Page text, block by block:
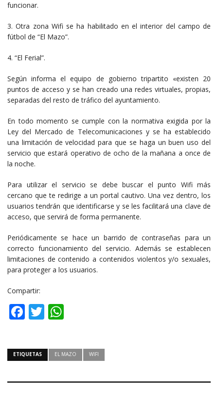
funcionar.
3. Otra zona Wifi se ha habilitado en el interior del campo de
fútbol de “El Mazo”.
4. “El Ferial”.
Según informa el equipo de gobierno tripartito «existen 20
puntos de acceso y se han creado una redes virtuales, propias,
separadas del resto de tráfico del ayuntamiento.
En todo momento se cumple con la normativa exigida por la
Ley del Mercado de Telecomunicaciones y se ha establecido
una limitación de velocidad para que se haga un buen uso del
servicio que estará operativo de ocho de la mañana a once de
la noche.
Para utilizar el servicio se debe buscar el punto Wifi más
cercano que te redirige a un portal cautivo. Una vez dentro, los
usuarios tendrán que identificarse y se les facilitará una clave de
acceso, que servirá de forma permanente.
Periódicamente se hace un barrido de contraseñas para un
correcto funcionamiento del servicio. Además se establecen
limitaciones de contenido a contenidos violentos y/o sexuales,
para proteger a los usuarios.
Compartir:
Facebook
Twitter
ETIQUETAS EL MAZO WIFI